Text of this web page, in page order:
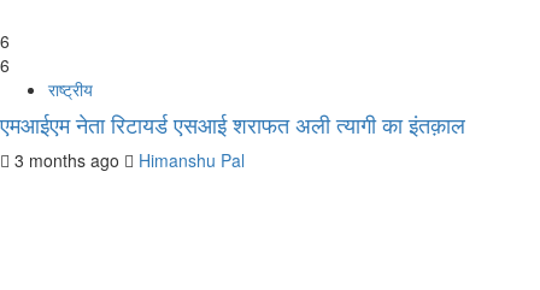
6
6
राष्ट्रीय
एमआईएम नेता रिटायर्ड एसआई शराफत अली त्यागी का इंतक़ाल
3 months ago Himanshu Pal